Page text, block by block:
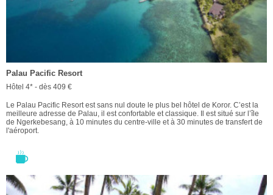
Palau Pacific Resort
Hôtel 4* - dès 409 €
Le Palau Pacific Resort est sans nul doute le plus bel hôtel de Koror. C’est la
meilleure adresse de Palau, il est confortable et classique. Il est situé sur l’île
de Ngerkebesang, à 10 minutes du centre-ville et à 30 minutes de transfert de
l'aéroport.